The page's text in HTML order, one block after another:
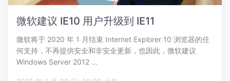
微软建议 IE10 用户升级到 IE11
微软将于 2020 年 1 月结束 Internet Explorer 10 浏览器的任
何支持，不再提供安全和非安全更新，也因此，微软建议
Windows Server 2012 …